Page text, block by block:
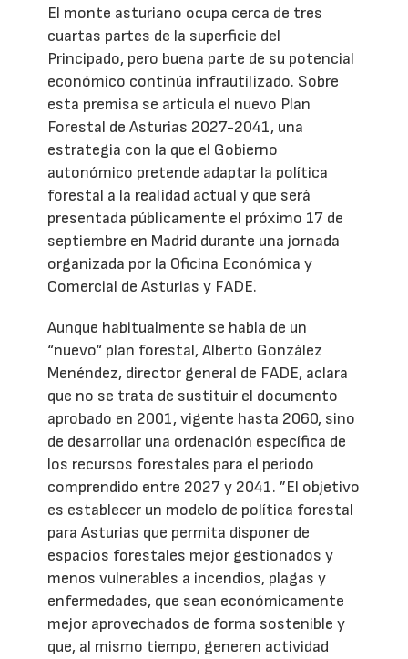
El monte asturiano ocupa cerca de tres
cuartas partes de la superficie del
Principado, pero buena parte de su potencial
económico continúa infrautilizado. Sobre
esta premisa se articula el nuevo Plan
Forestal de Asturias 2027-2041, una
estrategia con la que el Gobierno
autonómico pretende adaptar la política
forestal a la realidad actual y que será
presentada públicamente el próximo 17 de
septiembre en Madrid durante una jornada
organizada por la Oficina Económica y
Comercial de Asturias y FADE.
Aunque habitualmente se habla de un
“nuevo“ plan forestal, Alberto González
Menéndez, director general de FADE, aclara
que no se trata de sustituir el documento
aprobado en 2001, vigente hasta 2060, sino
de desarrollar una ordenación específica de
los recursos forestales para el periodo
comprendido entre 2027 y 2041. ”El objetivo
es establecer un modelo de política forestal
para Asturias que permita disponer de
espacios forestales mejor gestionados y
menos vulnerables a incendios, plagas y
enfermedades, que sean económicamente
mejor aprovechados de forma sostenible y
que, al mismo tiempo, generen actividad